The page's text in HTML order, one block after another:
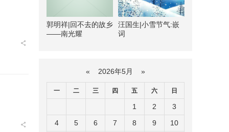
郭明祥|回不去的故乡
——南光耀
汪国生|小雪节气:嵌
词
« 2026年5月 »
一 二 三 四 五 六 日
1 2
3
4
5 6 7 8 9
10